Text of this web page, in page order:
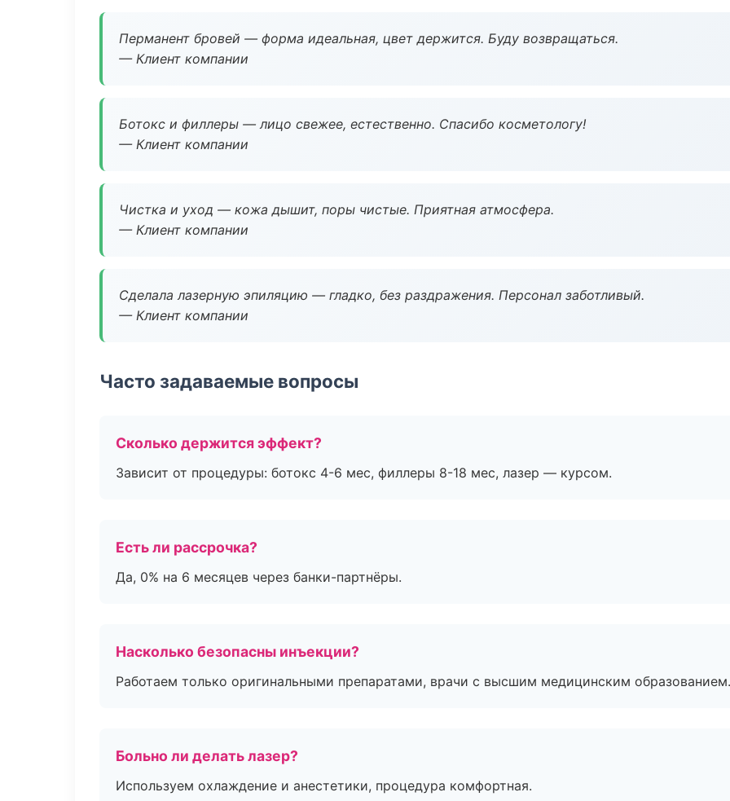
Перманент бровей — форма идеальная, цвет держится. Буду возвращаться.
— Клиент компании
Ботокс и филлеры — лицо свежее, естественно. Спасибо косметологу!
— Клиент компании
Чистка и уход — кожа дышит, поры чистые. Приятная атмосфера.
— Клиент компании
Сделала лазерную эпиляцию — гладко, без раздражения. Персонал заботливый.
— Клиент компании
Часто задаваемые вопросы
Сколько держится эффект?
Зависит от процедуры: ботокс 4-6 мес, филлеры 8-18 мес, лазер — курсом.
Есть ли рассрочка?
Да, 0% на 6 месяцев через банки-партнёры.
Насколько безопасны инъекции?
Работаем только оригинальными препаратами, врачи с высшим медицинским образованием.
Больно ли делать лазер?
Используем охлаждение и анестетики, процедура комфортная.